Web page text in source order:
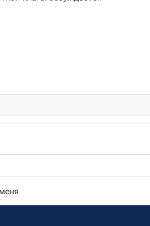
испытатель на электромагнитную